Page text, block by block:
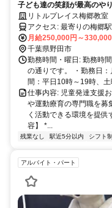
子ども達の笑顔が最高のや
ッタリの仕事です！
リトルプレイス梅郷教室
アクセス: 最寄りの梅郷駅から徒歩約１２分の距離にあります。お車
での通勤も可能で、近隣
場所に位置していますの
月給250,000円～
千葉県野田市
勤務時間・曜日: 勤務時
の通りです。 ・勤務日
間：平日10時～19時、
仕事内容: 児童発達支援
や運動療育の専門職を募
く活動できる環境を提
容】 *...
残業なし 駅近5分以内 シフト制
アルバイト・パート